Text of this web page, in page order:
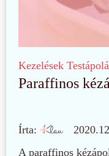
Kezelések
Paraffinos
Írta:
A paraffinos